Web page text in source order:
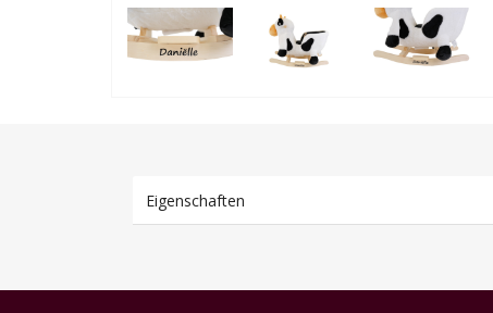
Eigenschaften